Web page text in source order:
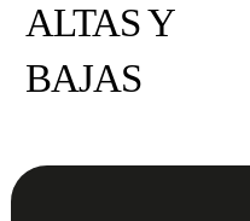
ALTAS Y
BAJAS